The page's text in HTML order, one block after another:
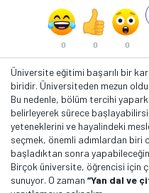
0 0 0
Üniversite eğitimi başarılı bir
biridir. Üniversiteden mezun
Bu nedenle, bölüm tercihi
belirleyerek sürece
yeteneklerini ve hayalindeki
seçmek, önemli adımlardan
başladıktan sonra
Birçok üniversite, öğrencisi için
sunuyor. O zaman “Yan dal ve